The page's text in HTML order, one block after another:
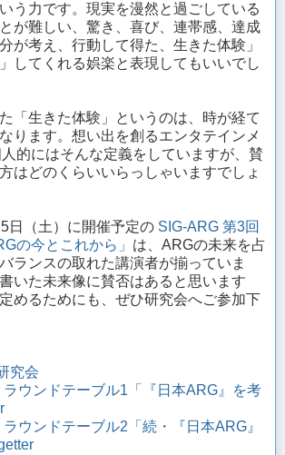
う力です。現実を漫然と過ごしている
が難しい、驚き、喜び、連帯感、達成
が考え、行動して得た、生きた体験」
してくれる娯楽と表現してもいいでし
「生きた体験」というのは、時が経て
ります。想い出を創るエンタテインメ
的にはそんな定義をしていますが、賛
はどのくらいいらっしゃいますでしょ
日（土）に開催予定の SIG-ARG 第3回
の今とこれから」 は、ARGの未来を占
ランスの取れた講演者が揃っていま
いた未来像に賛否はあると思います
めるためにも、ぜひ研究会へご参加下
究会
ラウンドテーブル1「『日本ARG』を考
ウンドテーブル2「続・『日本ARG』